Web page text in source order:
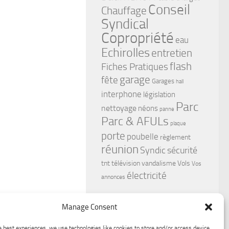
Manage Consent
Chauffage Conseil
Syndical
Copropriété eau
Echirolles entretien
Fiches Pratiquesflash
fête garage Garages hall
interphone législation
nettoyage néons panne Parc
Parc & AFULs plaque
porte poubelle règlement
réunion Syndic sécurité
tnttélévisionvandalismeVols Vos
annonces électricité